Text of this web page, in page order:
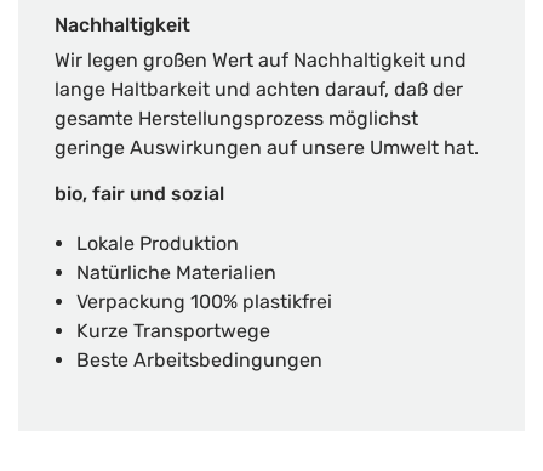
Nachhaltigkeit
Wir legen großen Wert auf Nachhaltigkeit und
lange Haltbarkeit und achten darauf, daß der
gesamte Herstellungsprozess möglichst
geringe Auswirkungen auf unsere Umwelt hat.
bio, fair und sozial
Lokale Produktion
Natürliche Materialien
Verpackung 100% plastikfrei
Kurze Transportwege
Beste Arbeitsbedingungen